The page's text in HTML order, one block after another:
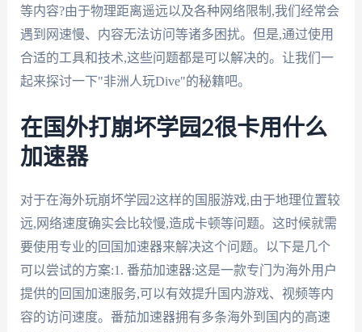
等内容?由于物理距离遥远以及各种网络限制,我们经常会
遇到网速慢、内容无法访问等诸多困扰。但是,通过使用
合适的工具和技术,这些问题都是可以解决的。让我们一
起来探讨一下"非洲人玩Dive"的秘籍吧。
在国外打崩坏学园2很卡用什么
加速器
对于在海外玩崩坏学园2这样的国服游戏,由于地理位置较
远,网络速度确实会比较慢,造成卡顿等问题。这时候就需
要使用专业的回国加速器来解决这个问题。以下是几个
可以尝试的方案:1. 番茄加速器:这是一款专门为海外用户
提供的回国加速服务,可以有效提升国内游戏、视频等内
容的访问速度。番茄加速器拥有多条海外到国内的高速